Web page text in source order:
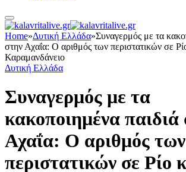
Home»Δυτική Ελλάδα»Συναγερμός με τα
στην Αχαΐα: Ο αριθμός των περιστατικών σε
Καραμανδάνειο
Δυτική Ελλάδα
Συναγερμός με τα
κακοποιημένα παιδιά
Αχαΐα: Ο αριθμός των
περιστατικών σε Ρίο